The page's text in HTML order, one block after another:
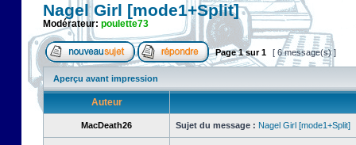
Nagel Girl [mode1+Split]
Modérateur: poulette73
Page1sur1 [ 6 message(s) ]
Aperçu avant impression
Auteur
MacDeath26 Sujet du message : Nagel Girl [mode1+Split]